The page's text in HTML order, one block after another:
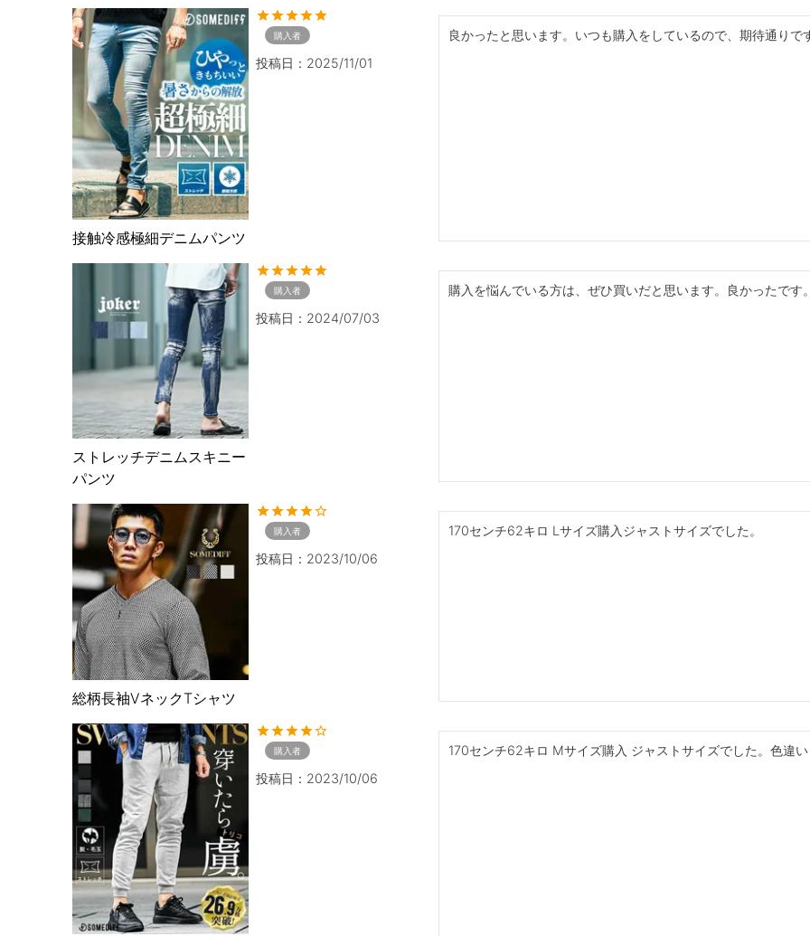
接触冷感極細デニムパンツ
購入者
投稿日 2025/11/01
良かったと思います。いつも購入をしているので、期待通りで
ストレッチデニムスキニー
パンツ
購入者
投稿日 2024/07/03
購入を悩んでいる方は、ぜひ買いだと思います。良かったです
総柄長袖VネックTシャツ
購入者
投稿日 2023/10/06
170センチ62キロ Lサイズ購入ジャストサイズでした。
購入者
投稿日 2023/10/06
170センチ62キロ Mサイズ購入 ジャストサイズでした。色違